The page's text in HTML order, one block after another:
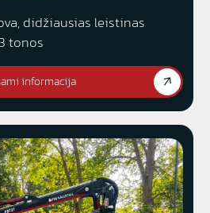
didžiausias leistinas
tonos
informacija